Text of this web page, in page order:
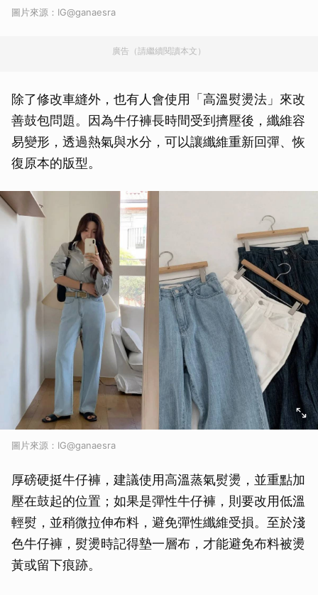
圖片來源：IG@ganaesra
廣告（請繼續閱讀本文）
除了修改車縫外，也有人會使用「高溫熨燙法」來改
善鼓包問題。因為牛仔褲長時間受到擠壓後，纖維容
易變形，透過熱氣與水分，可以讓纖維重新回彈、恢
復原本的版型。
圖片來源：IG@ganaesra
厚磅硬挺牛仔褲，建議使用高溫蒸氣熨燙，並重點加
壓在鼓起的位置；如果是彈性牛仔褲，則要改用低溫
輕熨，並稍微拉伸布料，避免彈性纖維受損。至於淺
色牛仔褲，熨燙時記得墊一層布，才能避免布料被燙
黃或留下痕跡。